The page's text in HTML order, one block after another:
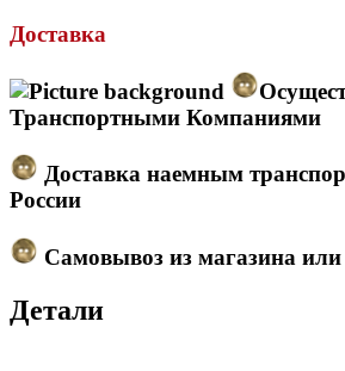
Доставка
Транспортными Компаниями
Доставка наемным
России
Самовывоз из магазина
Детали